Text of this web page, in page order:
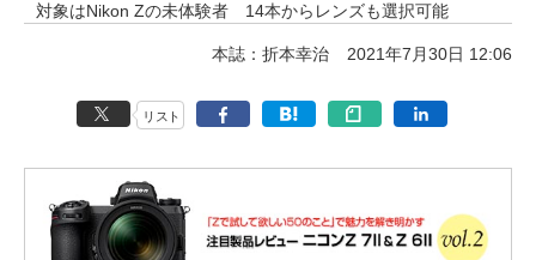
対象はNikon Zの未体験者 14本からレンズも選択可能
本誌：折本幸治 2021年7月30日 12:06
リスト